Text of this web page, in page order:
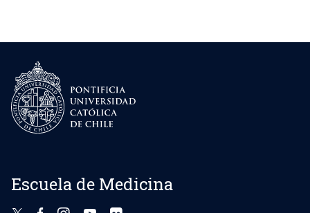
Haber sido seleccionado por la Dirección de
concurso público. El financiamiento proviene de
la Institución que patrocina al alumno, esta
puede ser la propia Escuela de Medicina, que
dispone para este fin de un fondo de becas y
Escuela de Medicina